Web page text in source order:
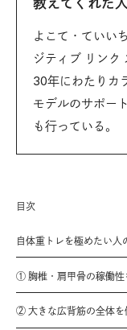
よこて・ていい
ジティブ リンク
30年にわたりカ
モデルのサポー
も行っている。
目次
自体重トレを極めたい人
① 胸椎・肩甲骨の稼働性
② 大きな広背筋の全体を